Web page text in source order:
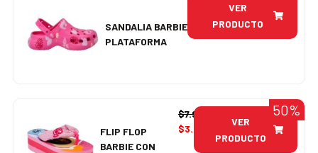
SANDALIA BARBIE
PLATAFORMA
VER
PRODUCTO
50%
FLIP FLOP
BARBIE CON
$7.990
$3.995
VER
PRODUCTO